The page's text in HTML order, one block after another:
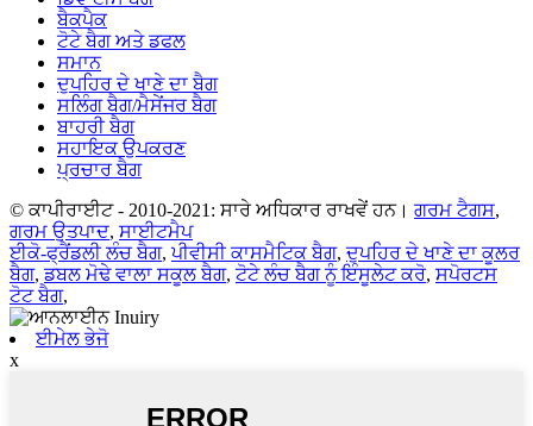
ਬੈਕਪੈਕ
ਟੋਟੇ ਬੈਗ ਅਤੇ ਡਫਲ
ਸਮਾਨ
ਦੁਪਹਿਰ ਦੇ ਖਾਣੇ ਦਾ ਬੈਗ
ਸਲਿੰਗ ਬੈਗ/ਮੈਸੇਂਜਰ ਬੈਗ
ਬਾਹਰੀ ਬੈਗ
ਸਹਾਇਕ ਉਪਕਰਣ
ਪ੍ਰਚਾਰ ਬੈਗ
© ਕਾਪੀਰਾਈਟ - 2010-2021: ਸਾਰੇ ਅਧਿਕਾਰ ਰਾਖਵੇਂ ਹਨ। ਗਰਮ ਟੈਗਸ,
ਗਰਮ ਉਤਪਾਦ, ਸਾਈਟਮੈਪ
ਈਕੋ-ਫ੍ਰੈਂਡਲੀ ਲੰਚ ਬੈਗ,ਪੀਵੀਸੀ ਕਾਸਮੈਟਿਕ ਬੈਗ,ਦੁਪਹਿਰ ਦੇ ਖਾਣੇ ਦਾ ਕੂਲਰ
ਬੈਗ,ਡਬਲ ਮੋਢੇ ਵਾਲਾ ਸਕੂਲ ਬੈਗ, ਟੋਟੇ ਲੰਚ ਬੈਗ ਨੂੰ ਇੰਸੂਲੇਟ ਕਰੋ, ਸਪੋਰਟਸ
ਟੋਟ ਬੈਗ,
ਈਮੇਲ ਭੇਜੋ
x